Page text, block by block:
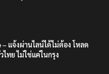
– แจ้งผ่านไลน์ได้ไม่ต้อง โหลด
ทย ไม่ใช่แค่ในกรุง